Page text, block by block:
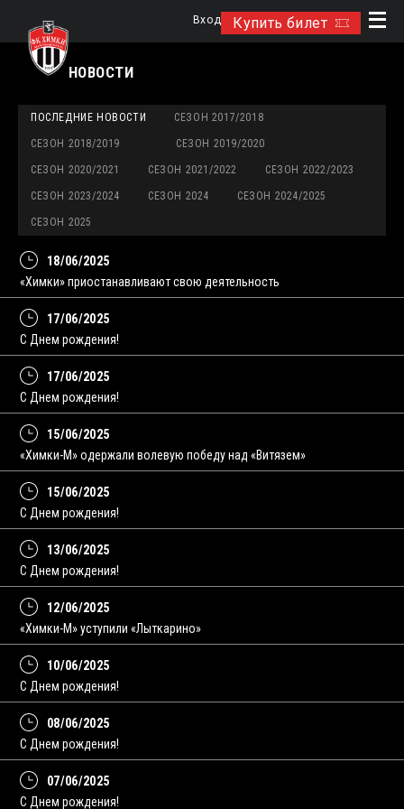
Купить билет
Вход
НОВОСТИ
ПОСЛЕДНИЕ НОВОСТИ СЕЗОН 2017/2018
СЕЗОН 2018/2019 СЕЗОН 2019/2020
СЕЗОН 2020/2021 СЕЗОН 2021/2022 СЕЗОН 2022/2023
СЕЗОН 2023/2024 СЕЗОН 2024 СЕЗОН 2024/2025
СЕЗОН 2025
18/06/2025
«Химки» приостанавливают свою деятельность
17/06/2025
С Днем рождения!
17/06/2025
С Днем рождения!
15/06/2025
«Химки-М» одержали волевую победу над «Витязем»
15/06/2025
С Днем рождения!
13/06/2025
C Днем рождения!
12/06/2025
«Химки-М» уступили «Лыткарино»
10/06/2025
С Днем рождения!
08/06/2025
C Днем рождения!
07/06/2025
С Днем рождения!